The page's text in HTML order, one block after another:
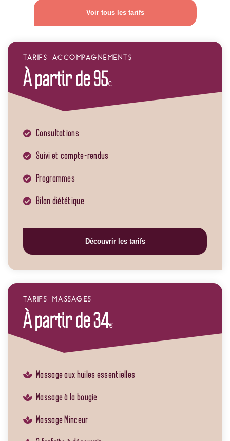
TARIFS MASSAGES
À partir de 34€
Massage aux huiles essentielles
Massage à la bougie
Massage Minceur
TARIFS ACCOMPAGNEMENTS
À partir de 95€
Consultations
Suivi et compte-rendus
Programmes
Bilan diététique
Découvrir les tarifs
Voir tous les tarifs